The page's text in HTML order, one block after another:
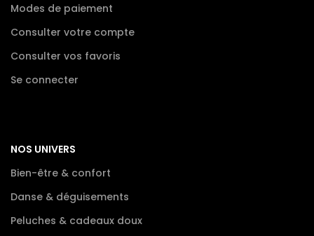
Modes de paiement
Consulter votre compte
Consulter vos favoris
Se connecter
NOS UNIVERS
Bien-être & confort
Danse & déguisements
Peluches & cadeaux doux